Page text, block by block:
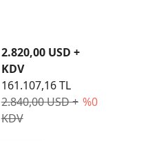
2.840,00 USD +
KDV
%0
2.820,00 USD +
KDV
161.107,16 TL